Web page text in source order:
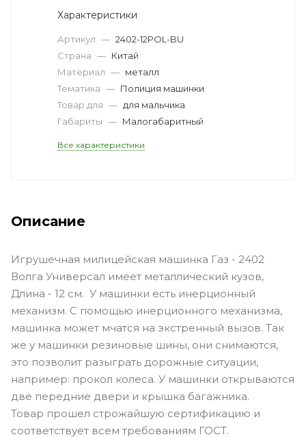
Характеристики
Артикул — 2402-12POL-BU
Страна — Китай
Материал — металл
Тематика — Полиция машинки
Товар для — для мальчика
Габариты — Малогабаритный
Все характеристики
Описание
Игрушечная милицейская машинка Газ - 2402
Волга Универсал имеет металлический кузов,
Длина - 12 см. У машинки есть инерционный
механизм. С помощью инерционного механизма,
машинка может мчатся на экстренный вызов. Так
же у машинки резиновые шины, они снимаются,
это позволит разыграть дорожные ситуации,
например: прокол колеса. У машинки открываются
две передние двери и крышка багажника.
Товар прошел строжайшую сертификацию и
соответствует всем требованиям ГОСТ.